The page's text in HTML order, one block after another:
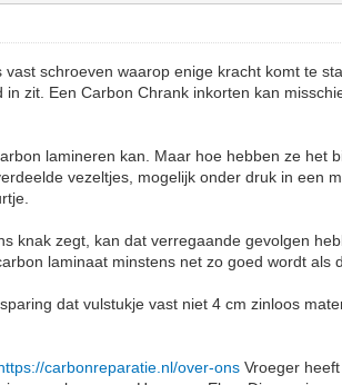
schroeven waarop enige kracht komt te
zit. Een Carbon Chrank inkorten kan
lamineren kan. Maar hoe hebben ze het
vezeltjes, mogelijk onder druk in een
knak zegt, kan dat verregaande gevolgen
laminaat minstens net zo goed wordt als
dat vulstukje vast niet 4 cm zinloos
carbonreparatie.nl/over-ons Vroeger